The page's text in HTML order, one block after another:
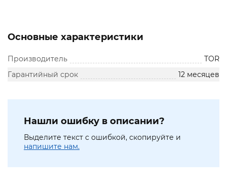
Основные характеристики
Производитель
TOR
Гарантийный срок
12 месяцев
Нашли ошибку в описании?
Выделите текст с ошибкой, скопируйте и
напишите нам.